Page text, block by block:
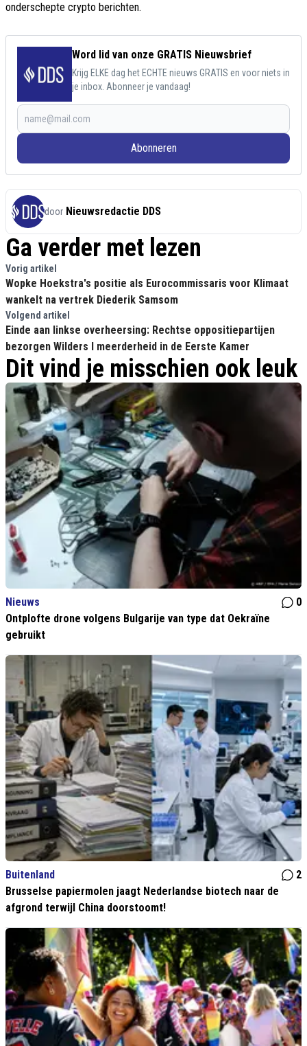
onderschepte crypto berichten.
Word lid van onze GRATIS Nieuwsbrief
Krijg ELKE dag het ECHTE nieuws GRATIS en voor niets in
je inbox. Abonneer je vandaag!
Abonneren
door Nieuwsredactie DDS
Ga verder met lezen
Vorig artikel
Wopke Hoekstra's positie als Eurocommissaris voor Klimaat
wankelt na vertrek Diederik Samsom
Volgend artikel
Einde aan linkse overheersing: Rechtse oppositiepartijen
bezorgen Wilders I meerderheid in de Eerste Kamer
Dit vind je misschien ook leuk
Nieuws
0
Ontplofte drone volgens Bulgarije van type dat Oekraïne
gebruikt
Buitenland
2
Brusselse papiermolen jaagt Nederlandse biotech naar de
afgrond terwijl China doorstoomt!